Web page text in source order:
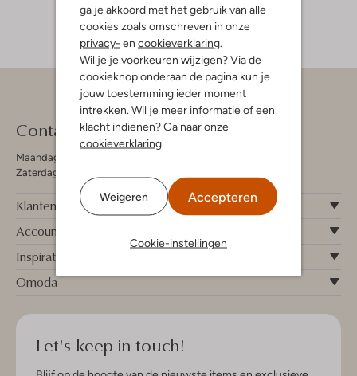
ga je akkoord met het gebruik van alle
cookies zoals omschreven in onze
privacy- en cookieverklaring.
Wil je je voorkeuren wijzigen? Via de
cookieknop onderaan de pagina kun je
jouw toestemming ieder moment
intrekken. Wil je meer informatie of een
klacht indienen? Ga naar onze
cookieverklaring.
Weigeren Accepteren
Cookie-instellingen
Contact
Maandag - Vrijdag 09:00 - 19:00 uur
Zaterdag 09:00 - 17:00 uur
Klantenservice
Account
Inspiratie
Omoda
Let's keep in touch!